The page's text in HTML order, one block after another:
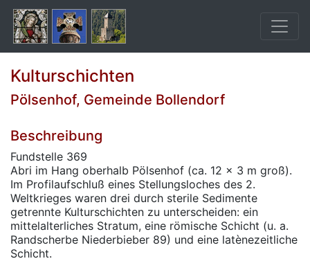
Kulturschichten
Pölsenhof, Gemeinde Bollendorf
Beschreibung
Fundstelle 369
Abri im Hang oberhalb Pölsenhof (ca. 12 x 3 m groß).
Im Profilaufschluß eines Stellungsloches des 2.
Weltkrieges waren drei durch sterile Sedimente
getrennte Kulturschichten zu unterscheiden: ein
mittelalterliches Stratum, eine römische Schicht (u. a.
Randscherbe Niederbieber 89) und eine latènezeitliche
Schicht.